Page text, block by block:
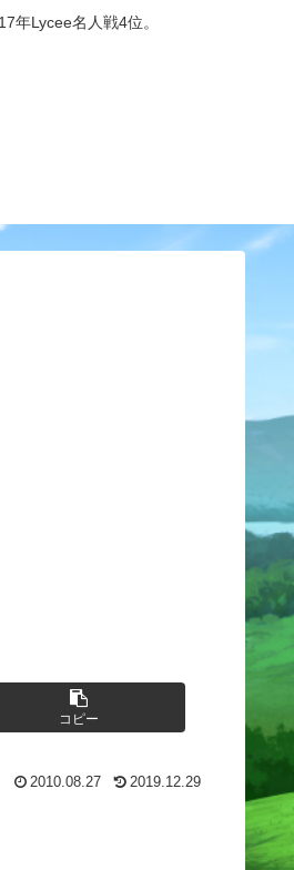
年Lycee名人戦4位。
コピー
2010.08.27 2019.12.29